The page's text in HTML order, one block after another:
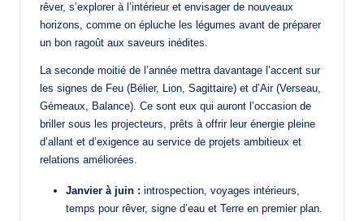
rêver, s’explorer à l’intérieur et envisager de nouveaux
horizons, comme on épluche les légumes avant de préparer
un bon ragoût aux saveurs inédites.
La seconde moitié de l’année mettra davantage l’accent sur
les signes de Feu (Bélier, Lion, Sagittaire) et d’Air (Verseau,
Gémeaux, Balance). Ce sont eux qui auront l’occasion de
briller sous les projecteurs, prêts à offrir leur énergie pleine
d’allant et d’exigence au service de projets ambitieux et
relations améliorées.
Janvier à juin : introspection, voyages intérieurs,
temps pour rêver, signe d’eau et Terre en premier plan.